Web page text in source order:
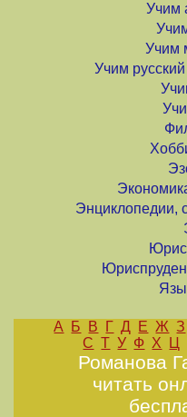
Учим
Учим
Учим
Энциклопедии,
А Б В Г Д Е Ж З
С Т У Ф Х Ц
Романова
читать